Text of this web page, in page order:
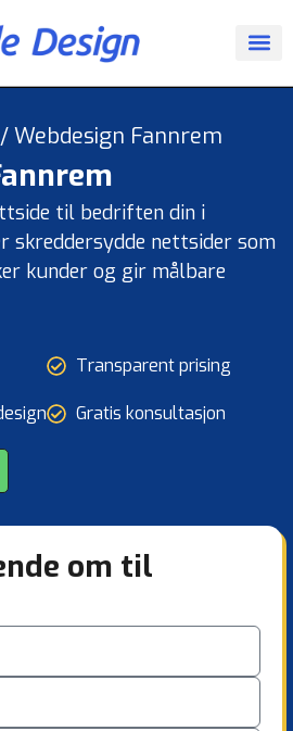
/Webdesign Fannrem
til bedriften din i
skreddersydde nettsider som
kunder og gir målbare
Transparent prising
Gratis konsultasjon
om til